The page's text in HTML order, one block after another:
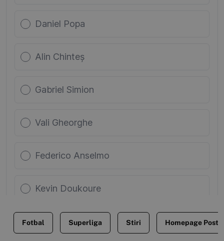
Fotbal Superliga Stiri Homepage Posts